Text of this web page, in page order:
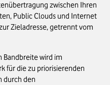
zwischen Ihren
Public Clouds und Internet
Zieladresse, getrennt vom
Bandbreite wird im
für die zu priorisierenden
durch den